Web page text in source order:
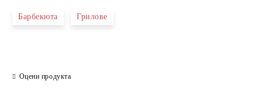
Барбекюта Грилове
Оцени продукта